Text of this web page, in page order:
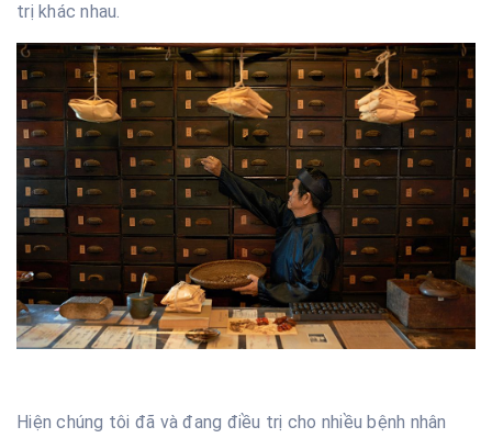
trị khác nhau.
Hiện chúng tôi đã và đang điều trị cho nhiều bệnh nhân